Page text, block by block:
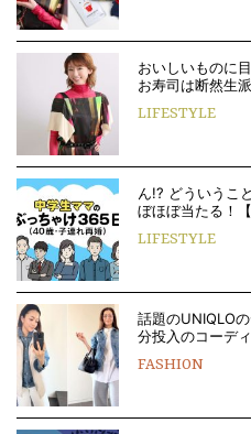
おいしいものに
お寿司は断然生
LIFESTYLE
ん!? どういうこ
ぼほぼ当たる！
LIFESTYLE
話題のUNIQLO
分投入のコーデ
FASHION